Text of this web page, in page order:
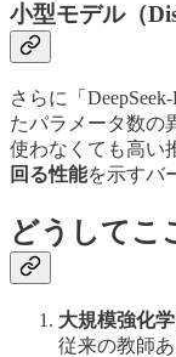
小型モデル（
さらに「
たパラメータ数の
使わなくても高い
回る性能を示すバ
どうしてこ
大規模強化
従来の教師